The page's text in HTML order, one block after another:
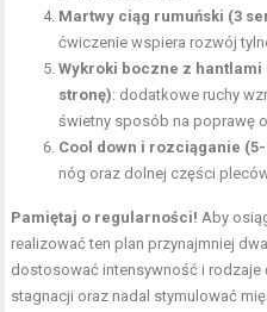
Martwy ciąg rumuński (3
ćwiczenie wspiera rozwój
Wykroki boczne z hantlami
stronę): dodatkowe ruchy
świetny sposób na poprawę
Cool down i rozciąganie
nóg oraz dolnej części
Pamiętaj o regularności! Aby
realizować ten plan przynajmniej
dostosować intensywność i
stagnacji oraz nadal stymulować